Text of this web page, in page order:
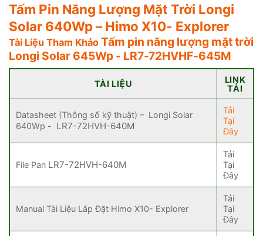
Tấm Pin Năng Lượng Mặt Trời Longi
Solar 640Wp – Himo X10- Explorer
Tài Liệu Tham Khảo Tấm pin năng lượng mặt trời
Longi Solar 645Wp - LR7-72HVHF-645M
TÀI LIỆU
LINK
TẢI
Datasheet (Thông số kỹ thuật) – Longi Solar
640Wp - LR7-72HVH-640M
Tải
Tại
Đây
File Pan LR7-72HVH-640M
Tải
Tại
Đây
Manual Tài Liệu Lắp Đặt Himo X10- Explorer
Tải
Tại
Đây